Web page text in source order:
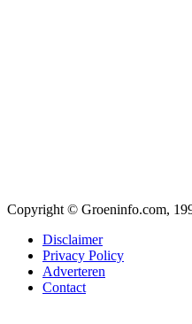
Copyright © Groeninfo.com,
Disclaimer
Privacy Policy
Adverteren
Contact